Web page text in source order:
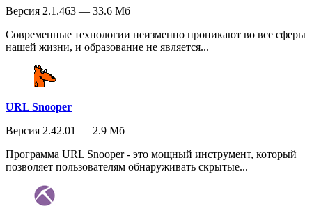
Версия 2.1.463 — 33.6 Мб
Современные технологии неизменно проникают во все сферы
нашей жизни, и образование не является...
URL Snooper
Версия 2.42.01 — 2.9 Мб
Программа URL Snooper - это мощный инструмент, который
позволяет пользователям обнаруживать скрытые...